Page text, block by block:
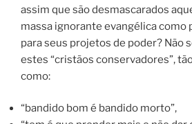
assim que são desmascarados
massa ignorante evangélica como
para seus projetos de poder? Não
estes “cristãos conservadores”,
como:
“bandido bom é bandido morto”,